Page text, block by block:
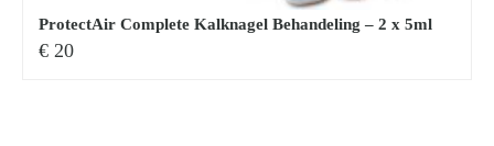
ProtectAir Complete Kalknagel Behandeling – 2 x 5ml
€ 20